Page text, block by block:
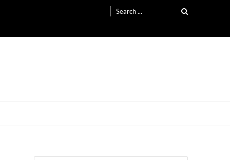
for: